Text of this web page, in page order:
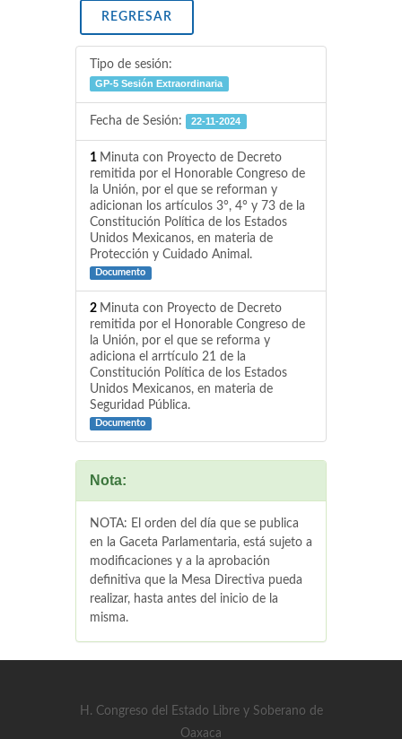
REGRESAR
Tipo de sesión:
GP-5 Sesión Extraordinaria
Fecha de Sesión: 22-11-2024
1 Minuta con Proyecto de Decreto
remitida por el Honorable Congreso de
la Unión, por el que se reforman y
adicionan los artículos 3°, 4° y 73 de la
Constitución Política de los Estados
Unidos Mexicanos, en materia de
Protección y Cuidado Animal.
Documento
2 Minuta con Proyecto de Decreto
remitida por el Honorable Congreso de
la Unión, por el que se reforma y
adiciona el arrtículo 21 de la
Constitución Política de los Estados
Unidos Mexicanos, en materia de
Seguridad Pública.
Documento
Nota:
NOTA: El orden del día que se publica
en la Gaceta Parlamentaria, está sujeto a
modificaciones y a la aprobación
definitiva que la Mesa Directiva pueda
realizar, hasta antes del inicio de la
misma.
H. Congreso del Estado Libre y Soberano de
Oaxaca